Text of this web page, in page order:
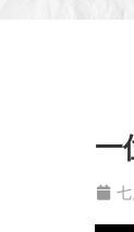
一
七